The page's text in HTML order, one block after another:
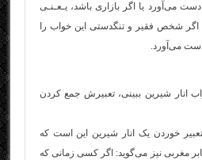
دست می‌آورد یا اگر بازاری باشد، یـعـنـی
اگر شخص فقیر و تنگدستی این خواب را
دست می‌آورد.
انار شیرین ببینی، تعبیرش جمع کردن
خوردن یک انار شیرین این است که
مغربی نیز می‌گوید: اگر کسی زمانی که